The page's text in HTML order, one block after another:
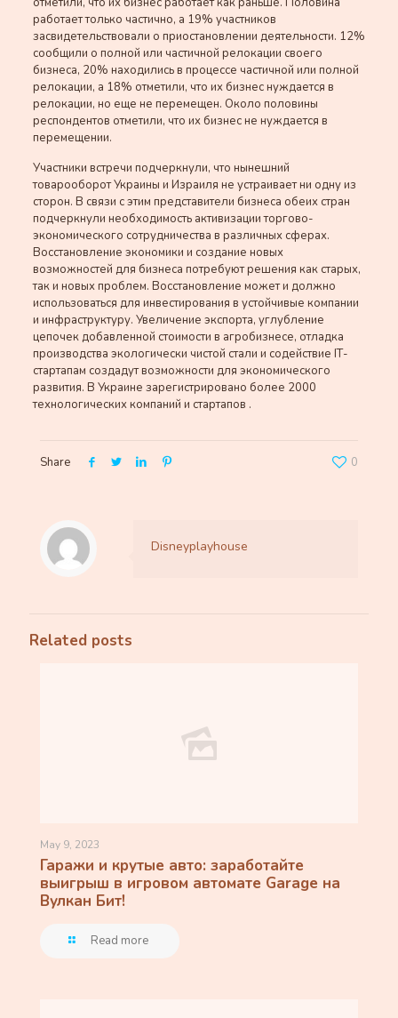
работает только частично, а 19% участников
засвидетельствовали о приостановлении деятельности. 12%
сообщили о полной или частичной релокации своего
бизнеса, 20% находились в процессе частичной или полной
релокации, а 18% отметили, что их бизнес нуждается в
релокации, но еще не перемещен. Около половины
респондентов отметили, что их бизнес не нуждается в
перемещении.
Участники встречи подчеркнули, что нынешний
товарооборот Украины и Израиля не устраивает ни одну из
сторон. В связи с этим представители бизнеса обеих стран
подчеркнули необходимость активизации торгово-
экономического сотрудничества в различных сферах.
Восстановление экономики и создание новых
возможностей для бизнеса потребуют решения как старых,
так и новых проблем. Восстановление может и должно
использоваться для инвестирования в устойчивые компании
и инфраструктуру. Увеличение экспорта, углубление
цепочек добавленной стоимости в агробизнесе, отладка
производства экологически чистой стали и содействие IТ-
стартапам создадут возможности для экономического
развития. В Украине зарегистрировано более 2000
технологических компаний и стартапов .
Share 0
Disneyplayhouse
Related posts
May 9, 2023
Гаражи и крутые авто: заработайте
выигрыш в игровом автомате Garage на
Вулкан Бит!
Read more